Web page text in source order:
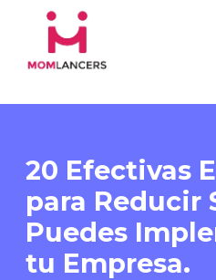
20 Efectivas
para Reducir
Puedes
tu Empresa.